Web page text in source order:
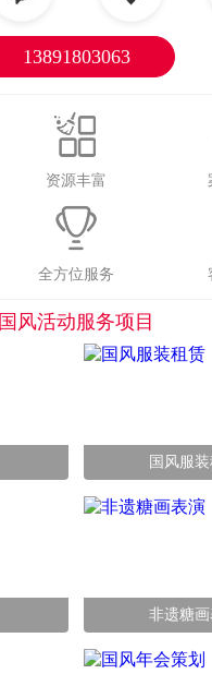
13891803063
资源丰富
全方位服务
国风活动服务项目
国风服
非遗糖